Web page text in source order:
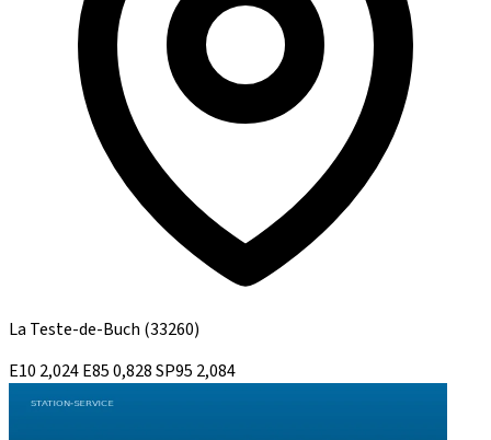
La Teste-de-Buch (33260)
E10 2,024E850,828SP95 2,084